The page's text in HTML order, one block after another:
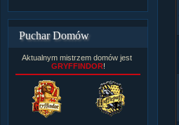
Puchar Domów
Aktualnym mistrzem domów jest
GRYFFINDOR!